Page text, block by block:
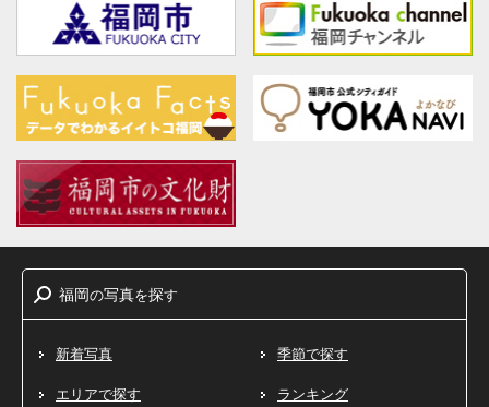
福岡の写真を探す
新着写真 季節で探す
エリアで探す ランキング